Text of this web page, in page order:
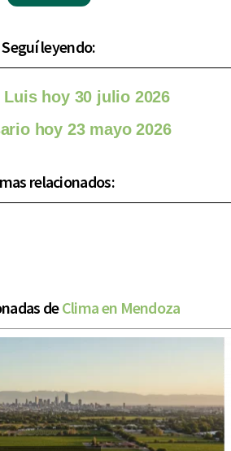
Seguí leyendo:
Luis hoy 30 julio 2026
hoy 23 mayo 2026
relacionados:
deClima en Mendoza